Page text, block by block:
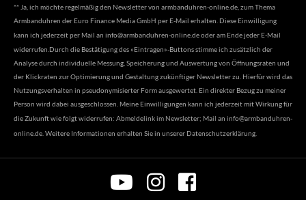
** Ja, ich möchte regelmäßig den Newsletter von armbanduhren-online.de, zum Thema
Armbanduhren der Euro Finance Media GmbH per E-Mail erhalten. Diese Einwilligung
kann ich jederzeit per Mail an info@armbanduhren-online.deoder am Ende jeder E-Mail
widerrufen.Durch die Bestätigung des «Eintragen»-Buttons stimme ich zusätzlich der
Analyse durch individuelle Messung, Speicherung und Auswertung von Öffnungsraten und
der Klickraten zur Optimierung und Gestaltung zukünftiger Newsletter zu. Hierfür wird das
Nutzungsverhalten in pseudonymisierter Form ausgewertet. Ein direkter Bezug zu meiner
Person wird dabei ausgeschlossen. Meine Einwilligungen kann ich jederzeit mit Wirkung für
die Zukunft wie folgt widerrufen: Abmeldelink im Newsletter; Mail an info@armbanduhren-
online.de . Weitere Informationen erhalten Sie in unserer Datenschutzerklärung